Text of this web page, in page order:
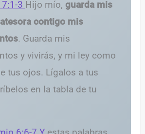
3 Hijo mío, guarda mis
contigo mis
. Guarda mis
y vivirás, y mi ley como
tus ojos. Lígalos a tus
en la tabla de tu